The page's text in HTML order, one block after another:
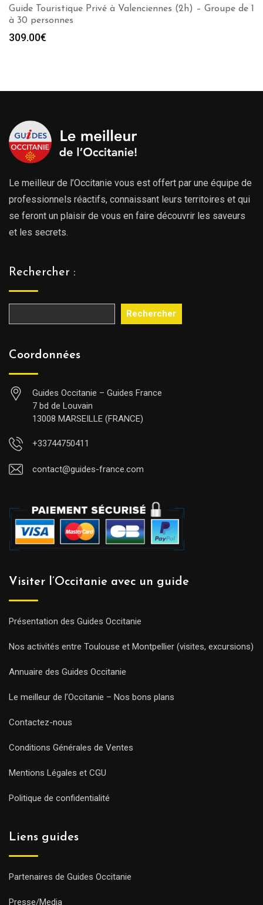
Guide Touristique Privé à Valenciennes (2h) – Groupe de 1
à 30 personnes
309.00€
Le meilleur de l’Occitanie vous est offert par une équipe de
professionnels réactifs, connaissant leurs territoires et qui
se feront un plaisir de vous en faire découvrir les saveurs
et les secrets.
Rechercher :
Rechercher
Coordonnées
Guides Occitanie – Guides France
7 bd de Louvain
13008 MARSEILLE (FRANCE)
+33744750411
contact@guides-france.com
Visiter l’Occitanie avec un guide
Présentation des Guides Occitanie
Nos activités entre Toulouse et Montpellier (visites, excursions)
Annuaire des Guides Occitanie
Le meilleur de l’Occitanie – Nos bons plans
Contactez-nous
Conditions Générales de Ventes
Mentions Légales et CGU
Politique de confidentialité
Liens guides
Partenaires de Guides Occitanie
Presse/Media